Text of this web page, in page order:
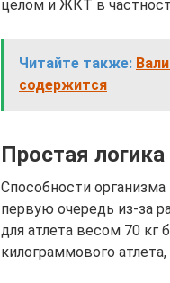
целом и ЖКТ в
Читайте также:
содержится
Простая логика
Способности
первую очередь из-за
для атлета весом 70 кг
килограммового